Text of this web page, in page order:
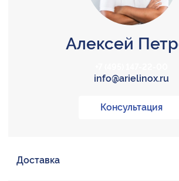
Алексей
info@arielinox.ru
Консультация
Доставка